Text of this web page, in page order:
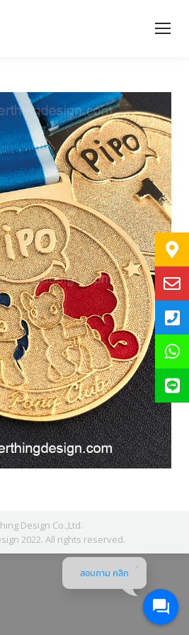
Design Co.,Ltd.
2022. All rights reserved.
สอบถาม คลิก